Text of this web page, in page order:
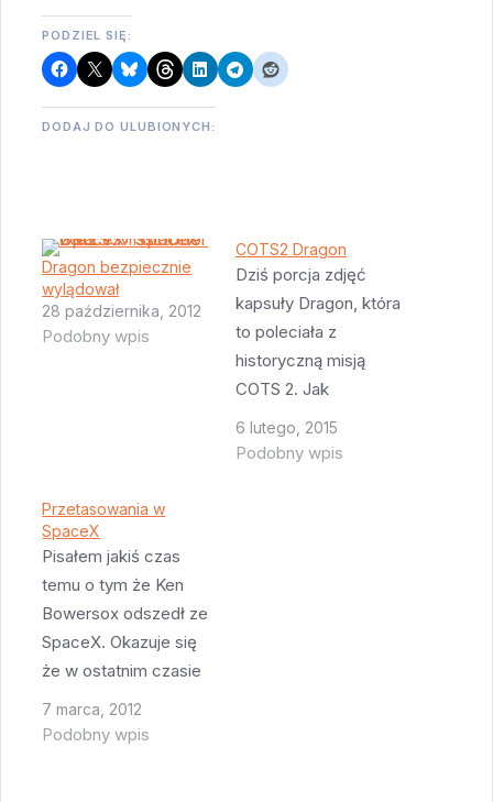
PODZIEL SIĘ:
DODAJ DO ULUBIONYCH:
Dragon bezpiecznie
wylądował
28 października, 2012
Podobny wpis
COTS2 Dragon
Dziś porcja zdjęć
kapsuły Dragon, która
to poleciała z
historyczną misją
COTS 2. Jak
czytelnicy pewnie
pamiętają, Falcon 9
6 lutego, 2015
Podobny wpis
Przetasowania w
SpaceX
Pisałem jakiś czas
temu o tym że Ken
Bowersox odszedł ze
SpaceX. Okazuje się
że w ostatnim czasie
odeszło dwie inne,
dość ważne
7 marca, 2012
Podobny wpis